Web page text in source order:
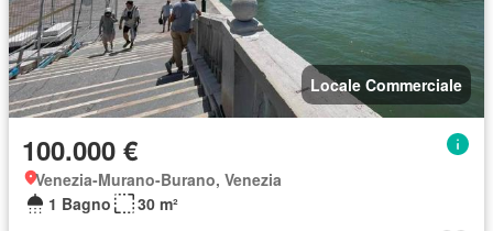
Locale Commerciale
100.000 €
Venezia-Murano-Burano, Venezia
1 Bagno
30 m²